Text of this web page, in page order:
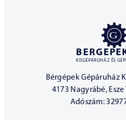
KISGÉPÁRUHÁZ ÉS
Bérgépek Gépáruház
4173 Nagyrábé, Esze
Adószám: